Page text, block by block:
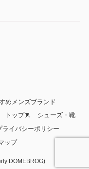
めメンズブランド
トップス
シューズ・靴
ライバシーポリシー
ップ
DOMEBROG)